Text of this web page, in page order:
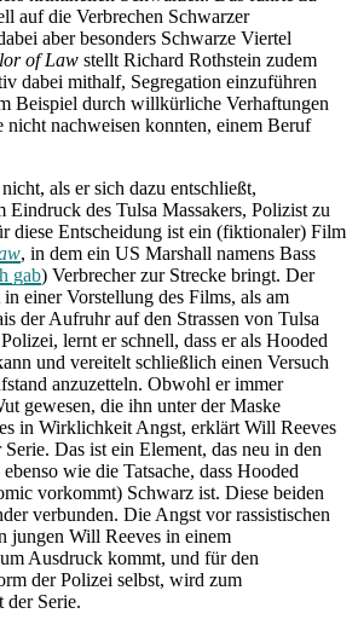
auf die Verbrechen Schwarzer
aber besonders Schwarze Viertel
of Law stellt Richard Rothstein zudem
dabei mithalf, Segregation einzuführen
Beispiel durch willkürliche Verhaftungen
nicht nachweisen konnten, einem Beruf
als er sich dazu entschließt,
Eindruck des Tulsa Massakers, Polizist zu
diese Entscheidung ist ein (fiktionaler) Film
, in dem ein US Marshall namens Bass
gab) Verbrecher zur Strecke bringt. Der
einer Vorstellung des Films, als am
der Aufruhr auf den Strassen von Tulsa
lernt er schnell, dass er als Hooded
und vereitelt schließlich einen Versuch
anzuzetteln. Obwohl er immer
gewesen, die ihn unter der Maske
in Wirklichkeit Angst, erklärt Will Reeves
Das ist ein Element, das neu in den
wie die Tatsache, dass Hooded
vorkommt) Schwarz ist. Diese beiden
verbunden. Die Angst vor rassistischen
jungen Will Reeves in einem
Ausdruck kommt, und für den
der Polizei selbst, wird zum
der Serie.